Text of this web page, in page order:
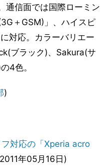
通信面では国際ローミン
＋GSM)」、ハイスピ
対応。カラーバリエー
ブラック)、Sakura(サ
4色。
)
フ対応の「Xperia acro
年05月16日)